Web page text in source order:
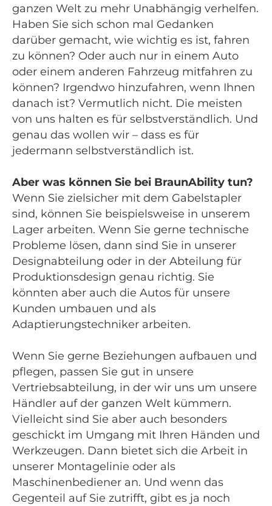
ganzen Welt zu mehr Unabhängig verhelfen.
Haben Sie sich schon mal Gedanken
darüber gemacht, wie wichtig es ist, fahren
zu können? Oder auch nur in einem Auto
oder einem anderen Fahrzeug mitfahren zu
können? Irgendwo hinzufahren, wenn Ihnen
danach ist? Vermutlich nicht. Die meisten
von uns halten es für selbstverständlich. Und
genau das wollen wir – dass es für
jedermann selbstverständlich ist.
Aber was können Sie bei BraunAbility tun?
Wenn Sie zielsicher mit dem Gabelstapler
sind, können Sie beispielsweise in unserem
Lager arbeiten. Wenn Sie gerne technische
Probleme lösen, dann sind Sie in unserer
Designabteilung oder in der Abteilung für
Produktionsdesign genau richtig. Sie
könnten aber auch die Autos für unsere
Kunden umbauen und als
Adaptierungstechniker arbeiten.
Wenn Sie gerne Beziehungen aufbauen und
pflegen, passen Sie gut in unsere
Vertriebsabteilung, in der wir uns um unsere
Händler auf der ganzen Welt kümmern.
Vielleicht sind Sie aber auch besonders
geschickt im Umgang mit Ihren Händen und
Werkzeugen. Dann bietet sich die Arbeit in
unserer Montagelinie oder als
Maschinenbediener an. Und wenn das
Gegenteil auf Sie zutrifft, gibt es ja noch